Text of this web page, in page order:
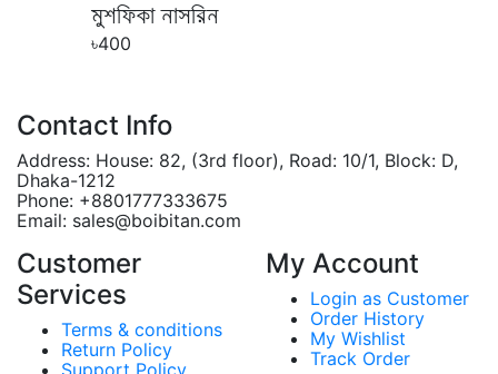
মুশফিকা নাসরিন
৳400
Contact Info
Address: House: 82, (3rd floor), Road: 10/1, Block: D,
Dhaka-1212
Phone: +8801777333675
Email: sales@boibitan.com
Customer
Services
Terms & conditions
Return Policy
My Account
Login as Customer
Order History
My Wishlist
Track Order